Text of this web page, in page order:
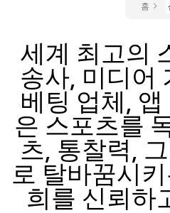
홈
세계 최고의
송사, 미디어
베팅 업체,
은 스포츠를
츠, 통찰력,
로 탈바꿈시
희를 신뢰하